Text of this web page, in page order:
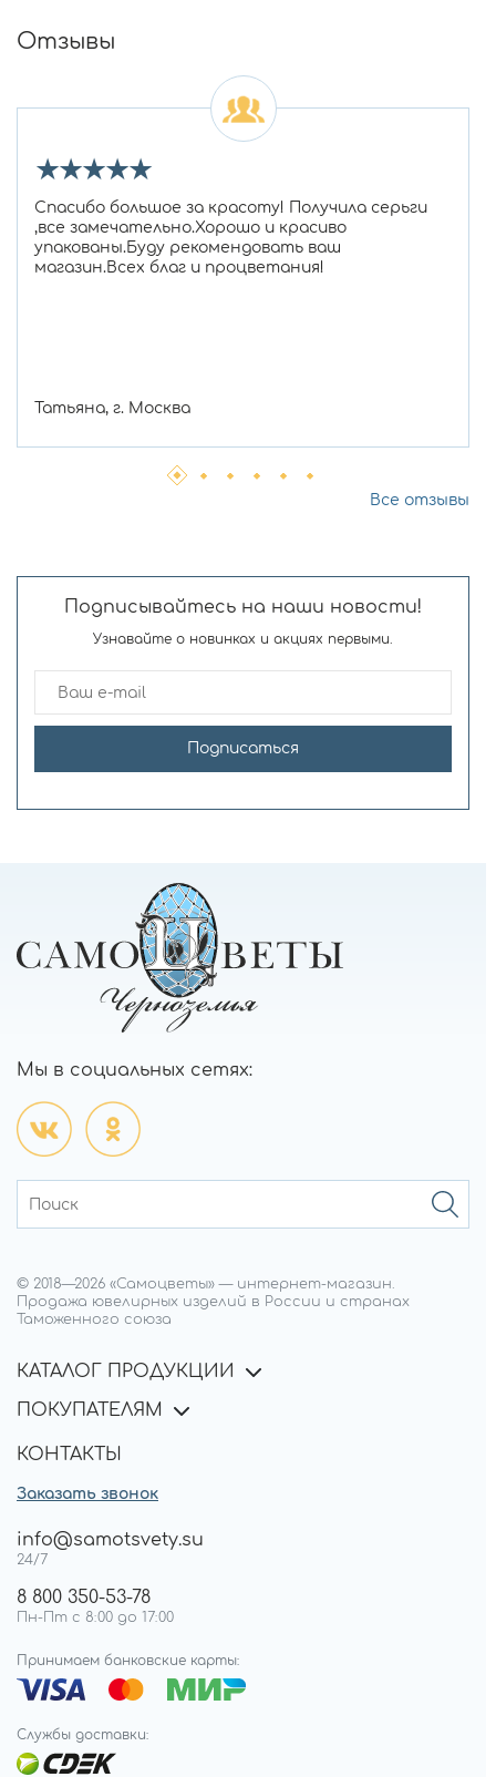
Отзывы
★★★★★
Спасибо большое за красоту! Получила серьги
,все замечательно.Хорошо и красиво
упакованы.Буду рекомендовать ваш
магазин.Всех благ и процветания!
Татьяна, г. Москва
Все отзывы
Подписывайтесь на наши новости!
Узнавайте о новинках и акциях первыми.
Подписаться
Мы в социальных сетях:
© 2018—2026 «Самоцветы» — интернет-магазин.
Продажа ювелирных изделий в России и странах
Таможенного союза
КАТАЛОГ ПРОДУКЦИИ
ПОКУПАТЕЛЯМ
КОНТАКТЫ
Заказать звонок
info@samotsvety.su
24/7
8 800 350-53-78
Пн-Пт с 8:00 до 17:00
Принимаем банковские карты:
Службы доставки: